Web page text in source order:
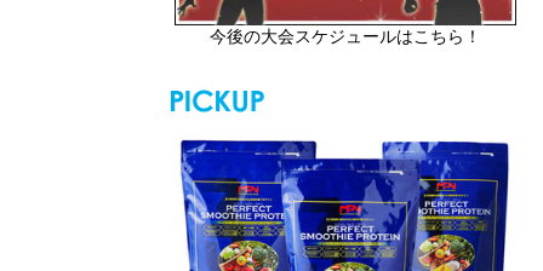
今後の大会スケジュールはこちら！